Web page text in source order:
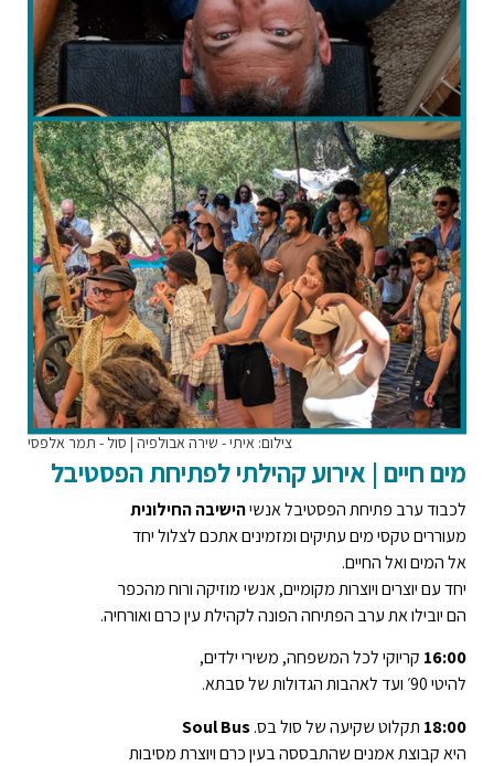
צילום: איתי - שירה אבולפיה | סול - תמר אלפסי
מים חיים | אירוע קהילתי לפתיחת הפסטיבל
לכבוד ערב פתיחת הפסטיבל אנשיהישיבה החילונית
מעוררים טקסי מים עתיקים ומזמינים אתכם לצלול יחד
אל המים ואל החיים.
יחד עם יוצרים ויוצרות מקומיים, אנשי מוזיקה ורוח מהכפר
הם יובילו את ערב הפתיחה הפונה לקהילת עין כרם ואורחיה.
16:00 קריוקי לכל המשפחה, משירי ילדים,
להיטי 90׳ ועד לאהבות הגדולות של סבתא.
18:00 תקלוט שקיעה של סול בס.Soul Bus
היא קבוצת אמנים שהתבססה בעין כרם ויוצרת מסיבות